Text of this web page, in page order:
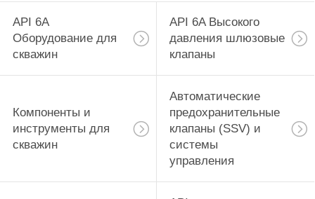
API 6A
Оборудование для
скважин
API 6A Высокого
давления шлюзовые
клапаны
Компоненты и
инструменты для
скважин
Автоматические
предохранительные
клапаны (SSV) и
системы
управления